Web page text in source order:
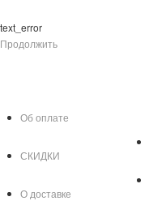
text_error
Продолжить
Об оплате
СКИДКИ
О доставке